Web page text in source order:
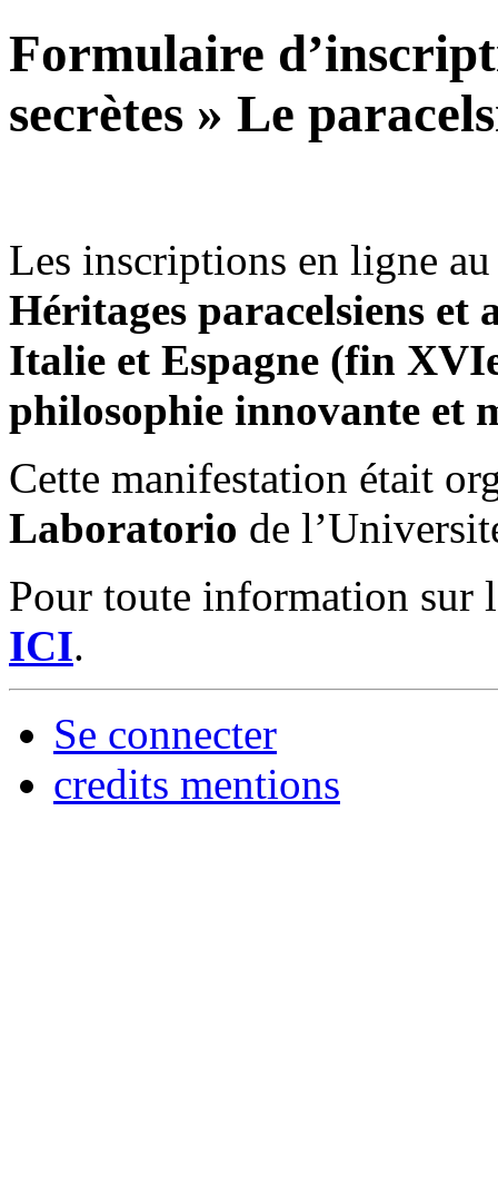
Formulaire
secrètes » Le
Les inscriptions en ligne
Héritages paracelsiens et
Italie et Espagne (fin
philosophie innovante et
Cette manifestation était
Laboratorio de
Pour toute information sur
ICI.
Se connecter
credits mentions